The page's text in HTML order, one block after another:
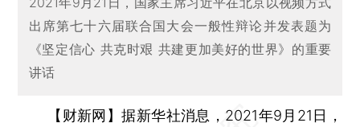
出席第七十六届联合国大会一般性辩论并发表题为
《坚定信心 共克时艰 共建更加美好的世界》的重要
讲话
【财新网】据新华社消息，2021年9月21日，